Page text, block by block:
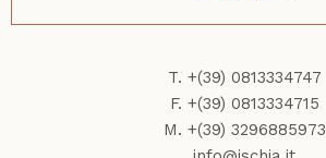
T. +(39) 0813334747
F. +(39) 0813334715
M. +(39) 3296885973